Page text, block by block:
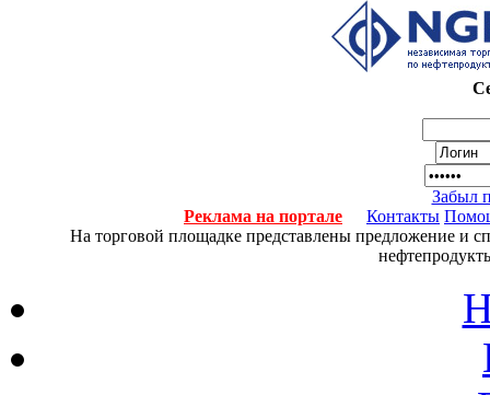
Забыл
Реклама на портале
Контакты
На торговой площадке представлены предложение и